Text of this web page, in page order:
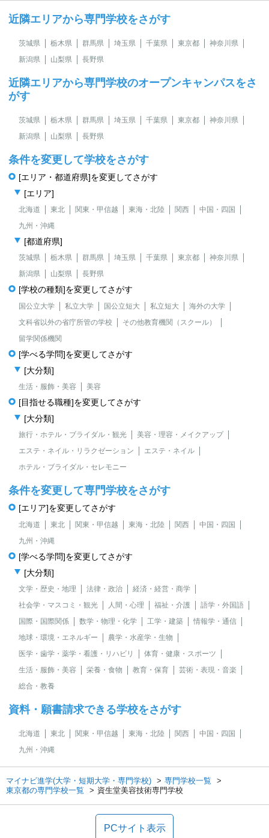
近隣エリアから専門学校をさがす
茨城県 栃木県 群馬県 埼玉県 千葉県 東京都
神奈川県
新潟県
山梨県 長野県
近隣エリアから専門学校のオープンキャンパスをさ
がす
茨城県 栃木県 群馬県 埼玉県 千葉県 東京都
神奈川県
新潟県
山梨県 長野県
条件を変更して学校をさがす
[エリア・都道府県]を変更してさがす
[エリア]
北海道 東北 関東・甲信越 東海・北陸 関西
中国・四国
九州・沖縄
[都道府県]
茨城県 栃木県 群馬県 埼玉県 千葉県 東京都
神奈川県
新潟県
山梨県 長野県
[学校の種類]を変更してさがす
国公立大学 私立大学 国公立短大 私立短大
海外の大学
文科省以外の省庁所管の学校
その他教育機関（スクール）
留学関係機関
[学べる学問]を変更してさがす
[大分類]
生活・服飾・美容 美容
[目指せる職種]を変更してさがす
[大分類]
旅行・ホテル・ブライダル・観光
美容・理容・メイクアップ
エステ・ネイル・リラクゼーション
エステ・ネイル
ホテル・ブライダル・セレモニー
条件を変更して専門学校をさがす
[エリア]を変更してさがす
北海道 東北 関東・甲信越 東海・北陸 関西
中国・四国
九州・沖縄
[学べる学問]を変更してさがす
[大分類]
文学・歴史・地理 法律・政治
経済・経営・商学
社会学・マスコミ・観光
人間・心理 福祉・介護
語学・外国語
国際・国際関係
数学・物理・化学 工学・建築
情報学・通信
地球・環境・エネルギー
農学・水産学・生物
医学・歯学・薬学・看護・リハビリ
体育・健康・スポーツ
生活・服飾・美容
栄養・食物 教育・保育
芸術・表現・音楽
総合・教養
資料・願書請求できる学校をさがす
北海道 東北 関東・甲信越 東海・北陸 関西
中国・四国
九州・沖縄
マイナビ進学(大学・短期大学・専門学校)
専門学校一覧
東京都の専門学校一覧
資生堂美容技術専門学校
PCサイト表示